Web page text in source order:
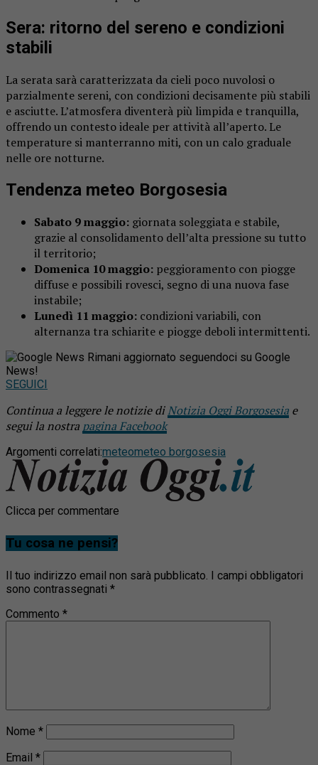
Sera: ritorno del sereno e condizioni
stabili
La serata sarà caratterizzata da cieli poco nuvolosi o
parzialmente sereni, con condizioni decisamente più stabili
e asciutte. L’atmosfera diventerà più limpida e tranquilla,
offrendo un contesto ideale per attività all’aperto. Le
temperature si manterranno miti, con un calo graduale
nelle ore notturne.
Tendenza meteo Borgosesia
Sabato 9 maggio: giornata soleggiata e stabile,
grazie al consolidamento dell’alta pressione su tutto
il territorio;
Domenica 10 maggio: peggioramento con piogge
diffuse e possibili rovesci, segno di una nuova fase
instabile;
Lunedì 11 maggio: condizioni variabili, con
alternanza tra schiarite e piogge deboli intermittenti.
Rimani aggiornato seguendoci su Google
News!
SEGUICI
Continua a leggere le notizie diNotizia Oggi Borgosesia e
segui la nostra pagina Facebook
Argomenti correlati:meteometeo borgosesia
Clicca per commentare
Tu cosa ne pensi?
Il tuo indirizzo email non sarà pubblicato. I campi obbligatori
sono contrassegnati *
Commento *
Nome *
Email *